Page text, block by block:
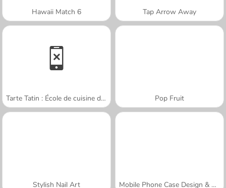
Hawaii Match 6 Tap Arrow Away
Tarte Tatin : École de cuisine de Sara Pop Fruit
Stylish Nail Art Mobile Phone Case Design & DIY